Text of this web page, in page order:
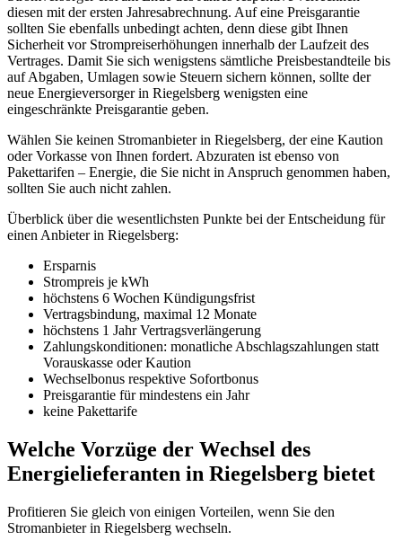
diesen mit der ersten Jahresabrechnung. Auf eine Preisgarantie
sollten Sie ebenfalls unbedingt achten, denn diese gibt Ihnen
Sicherheit vor Strompreiserhöhungen innerhalb der Laufzeit des
Vertrages. Damit Sie sich wenigstens sämtliche Preisbestandteile bis
auf Abgaben, Umlagen sowie Steuern sichern können, sollte der
neue Energieversorger in Riegelsberg wenigsten eine
eingeschränkte Preisgarantie geben.
Wählen Sie keinen Stromanbieter in Riegelsberg, der eine Kaution
oder Vorkasse von Ihnen fordert. Abzuraten ist ebenso von
Pakettarifen – Energie, die Sie nicht in Anspruch genommen haben,
sollten Sie auch nicht zahlen.
Überblick über die wesentlichsten Punkte bei der Entscheidung für
einen Anbieter in Riegelsberg:
Ersparnis
Strompreis je kWh
höchstens 6 Wochen Kündigungsfrist
Vertragsbindung, maximal 12 Monate
höchstens 1 Jahr Vertragsverlängerung
Zahlungskonditionen: monatliche Abschlagszahlungen statt
Vorauskasse oder Kaution
Wechselbonus respektive Sofortbonus
Preisgarantie für mindestens ein Jahr
keine Pakettarife
Welche Vorzüge der Wechsel des
Energielieferanten in Riegelsberg bietet
Profitieren Sie gleich von einigen Vorteilen, wenn Sie den
Stromanbieter in Riegelsberg wechseln.